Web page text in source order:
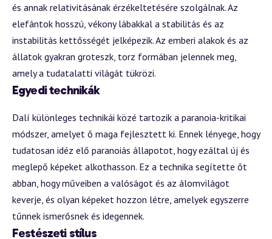
és annak relativitásának érzékeltetésére szolgálnak. Az
elefántok hosszú, vékony lábakkal a stabilitás és az
instabilitás kettősségét jelképezik. Az emberi alakok és az
állatok gyakran groteszk, torz formában jelennek meg,
amely a tudatalatti világát tükrözi.
Egyedi technikák
Dalí különleges technikái közé tartozik a paranoia-kritikai
módszer, amelyet ő maga fejlesztett ki. Ennek lényege, hogy
tudatosan idéz elő paranoiás állapotot, hogy ezáltal új és
meglepő képeket alkothasson. Ez a technika segítette őt
abban, hogy műveiben a valóságot és az álomvilágot
keverje, és olyan képeket hozzon létre, amelyek egyszerre
tűnnek ismerősnek és idegennek.
Festészeti stílus